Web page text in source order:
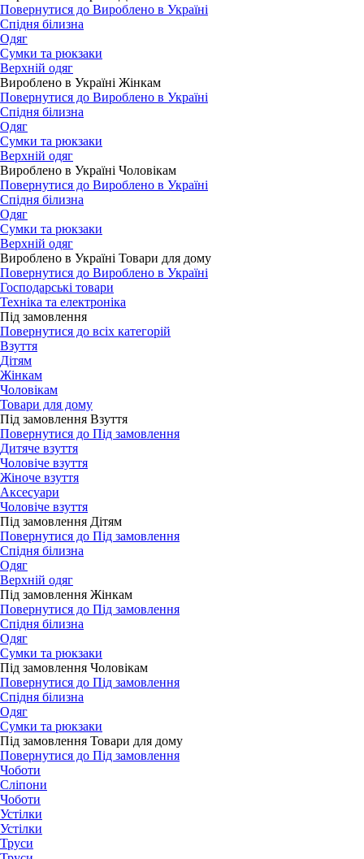
Повернутися до Вироблено в Україні
Спідня білизна
Одяг
Сумки та рюкзаки
Верхній одяг
Вироблено в Україні Жінкам
Повернутися до Вироблено в Україні
Спідня білизна
Одяг
Сумки та рюкзаки
Верхній одяг
Вироблено в Україні Чоловікам
Повернутися до Вироблено в Україні
Спідня білизна
Одяг
Сумки та рюкзаки
Верхній одяг
Вироблено в Україні Товари для дому
Повернутися до Вироблено в Україні
Господарські товари
Техніка та електроніка
Під замовлення
Повернутися до всіх категорій
Взуття
Дітям
Жінкам
Чоловікам
Товари для дому
Під замовлення Взуття
Повернутися до Під замовлення
Дитяче взуття
Чоловіче взуття
Жіноче взуття
Аксесуари
Чоловіче взуття
Під замовлення Дітям
Повернутися до Під замовлення
Спідня білизна
Одяг
Верхній одяг
Під замовлення Жінкам
Повернутися до Під замовлення
Спідня білизна
Одяг
Сумки та рюкзаки
Під замовлення Чоловікам
Повернутися до Під замовлення
Спідня білизна
Одяг
Сумки та рюкзаки
Під замовлення Товари для дому
Повернутися до Під замовлення
Чоботи
Сліпони
Чоботи
Устілки
Устілки
Труси